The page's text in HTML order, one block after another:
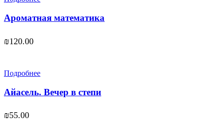
Ароматная математика
₪120.00
Подробнее
Айасель. Вечер в степи
₪55.00